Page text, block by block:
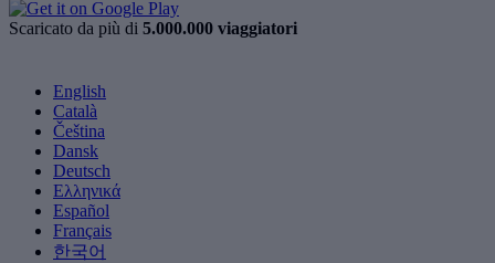
Scaricato da più di 5.000.000 viaggiatori
English
Català
Čeština
Dansk
Deutsch
Ελληνικά
Español
Français
한국어